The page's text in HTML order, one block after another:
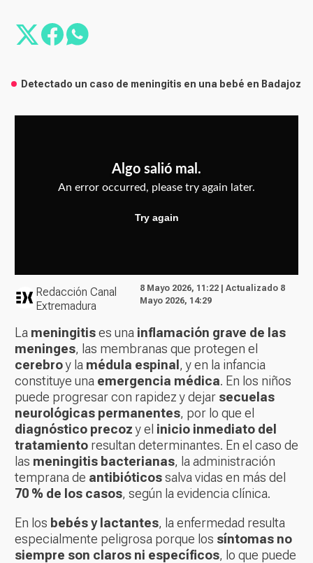
Detectado un caso de meningitis en una bebé en Badajoz
Redacción Canal
Extremadura
8 Mayo 2026, 11:22 | Actualizado 8
Mayo 2026, 14:29
La meningitises una inflamación grave de las
meninges, las membranas que protegen el
cerebroy la médula espinal , y en la infancia
constituye una emergencia médica. En los niños
puede progresar con rapidez y dejar secuelas
neurológicas permanentes, por lo que el
diagnóstico precozy el inicio inmediato del
tratamiento resultan determinantes. En el caso de
las meningitis bacterianas, la administración
temprana de antibióticossalva vidas en más del
70 % de los casos, según la evidencia clínica.
En los bebés y lactantes, la enfermedad resulta
especialmente peligrosa porque los síntomas no
siempre son claros ni específicos, lo que puede